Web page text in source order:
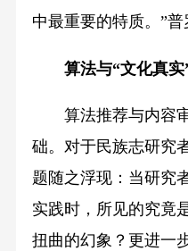
中最重要的特质。”普
算法与“文化真实
算法推荐与内容审
础。对于民族志研究
题随之浮现：当研究
实践时，所见的究竟
扭曲的幻象？更进一